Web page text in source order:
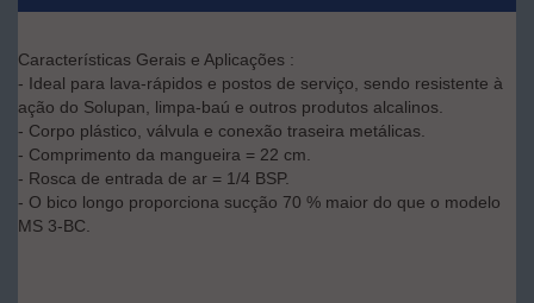
Características Gerais e Aplicações :
- Ideal para lava-rápidos e postos de serviço, sendo resistente à
ação do Solupan, limpa-baú e outros produtos alcalinos.
- Corpo plástico, válvula e conexão traseira metálicas.
- Comprimento da mangueira = 22 cm.
- Rosca de entrada de ar = 1/4 BSP.
- O bico longo proporciona sucção 70 % maior do que o modelo
MS 3-BC.